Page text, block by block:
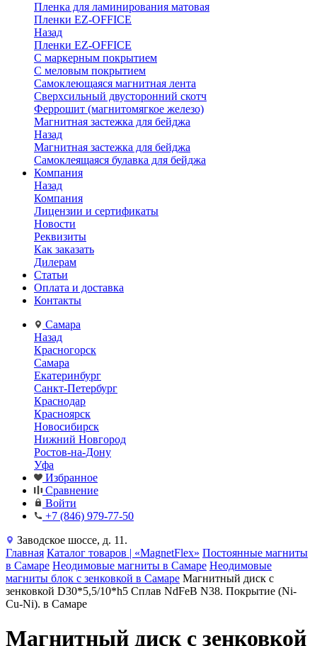
Пленка для ламинирования матовая
Пленки EZ-OFFICE
Назад
Пленки EZ-OFFICE
С маркерным покрытием
С меловым покрытием
Самоклеющаяся магнитная лента
Сверхсильный двусторонний скотч
Феррошит (магнитомягкое железо)
Магнитная застежка для бейджа
Назад
Магнитная застежка для бейджа
Самоклеящаяся булавка для бейджа
Компания
Назад
Компания
Лицензии и сертификаты
Новости
Реквизиты
Как заказать
Дилерам
Статьи
Оплата и доставка
Контакты
Самара
Назад
Красногорск
Самара
Екатеринбург
Санкт-Петербург
Краснодар
Красноярск
Новосибирск
Нижний Новгород
Ростов-на-Дону
Уфа
Избранное
Сравнение
Войти
+7 (846) 979-77-50
Заводское шоссе, д. 11.
Главная Каталог товаров | «MagnetFlex» Постоянные магниты
в Самаре Неодимовые магниты в Самаре Неодимовые
магниты блок с зенковкой в Самаре Магнитный диск с
зенковкой D30*5,5/10*h5 Сплав NdFeB N38. Покрытие (Ni-
Cu-Ni). в Самаре
Магнитный диск с зенковкой